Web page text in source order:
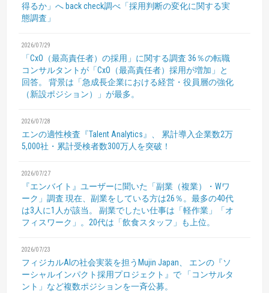
得るか」へ back check調べ「採用判断の変化に関する実
態調査」
2026/07/29
「CxO（最高責任者）の採用」に関する調査 36％の転職
コンサルタントが「CxO（最高責任者）採用が増加」と
回答。
背景は「急成長企業における経営・役員層の強化
（新設ポジション）」が最多。
2026/07/28
エンの適性検査『Talent Analytics』、
累計導入企業数2万
5,000社・累計受検者数300万人を突破！
2026/07/27
『エンバイト』ユーザーに聞いた「副業（複業）・Wワ
ーク」調査 現在、副業をしている方は26％。最多の40代
は3人に1人が該当。
副業でしたい仕事は「軽作業」「オ
フィスワーク」。20代は「飲食スタッフ」も上位。
2026/07/23
フィジカルAIの社会実装を担うMujin Japan、
エンの『ソ
ーシャルインパクト採用プロジェクト』で 「コンサルタ
ント」など複数ポジションを一斉公募。